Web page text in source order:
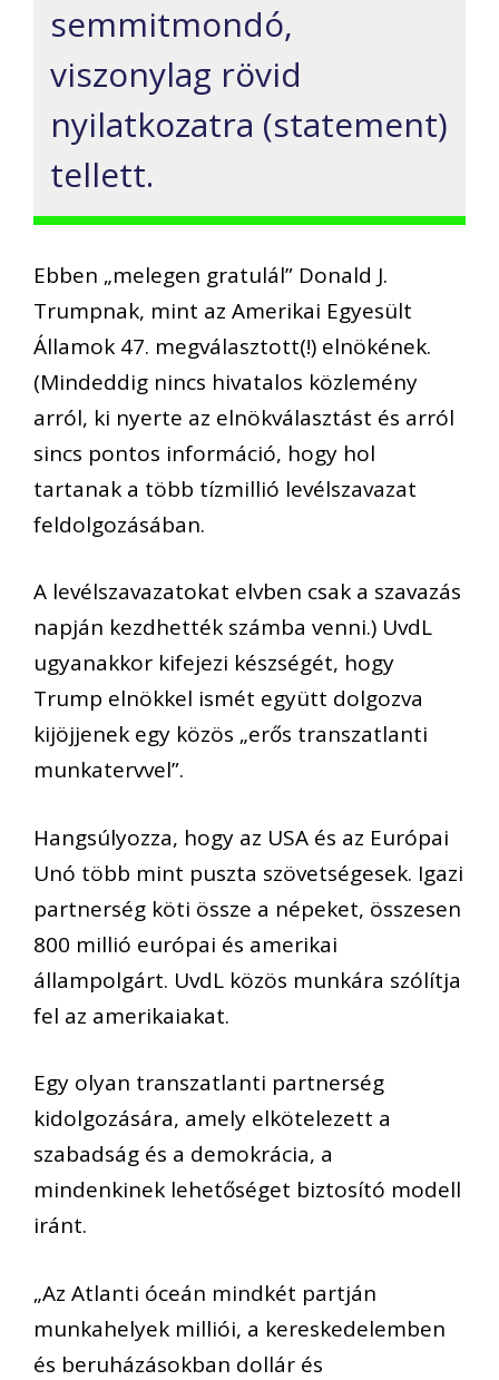
semmitmondó,
viszonylag rövid
nyilatkozatra (statement)
tellett.
Ebben „melegen gratulál” Donald J.
Trumpnak, mint az Amerikai Egyesült
Államok 47. megválasztott(!) elnökének.
(Mindeddig nincs hivatalos közlemény
arról, ki nyerte az elnökválasztást és arról
sincs pontos információ, hogy hol
tartanak a több tízmillió levélszavazat
feldolgozásában.
A levélszavazatokat elvben csak a szavazás
napján kezdhették számba venni.) UvdL
ugyanakkor kifejezi készségét, hogy
Trump elnökkel ismét együtt dolgozva
kijöjjenek egy közös „erős transzatlanti
munkatervvel”.
Hangsúlyozza, hogy az USA és az Európai
Unó több mint puszta szövetségesek. Igazi
partnerség köti össze a népeket, összesen
800 millió európai és amerikai
állampolgárt. UvdL közös munkára szólítja
fel az amerikaiakat.
Egy olyan transzatlanti partnerség
kidolgozására, amely elkötelezett a
szabadság és a demokrácia, a
mindenkinek lehetőséget biztosító modell
iránt.
„Az Atlanti óceán mindkét partján
munkahelyek milliói, a kereskedelemben
és beruházásokban dollár és